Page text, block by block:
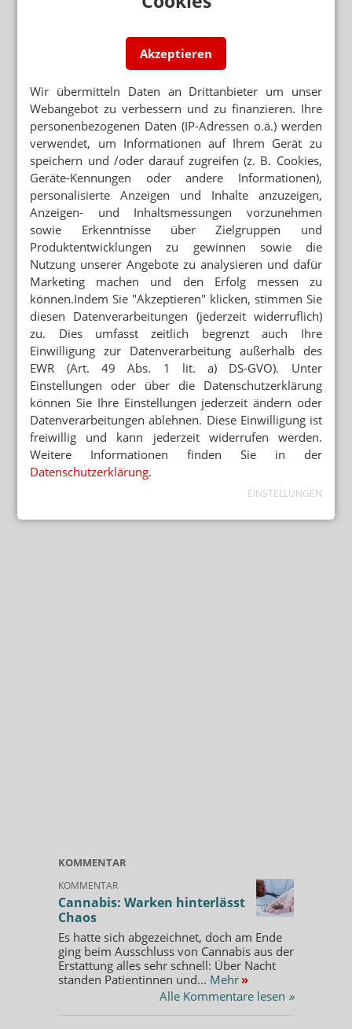
Akzeptieren
Wir übermitteln Daten an Drittanbieter um unser
Webangebot zu verbessern und zu finanzieren. Ihre
personenbezogenen Daten (IP-Adressen o.ä.) werden
verwendet, um Informationen auf Ihrem Gerät zu
speichern und /oder darauf zugreifen (z. B. Cookies,
Geräte-Kennungen oder andere Informationen),
personalisierte Anzeigen und Inhalte anzuzeigen,
Anzeigen- und Inhaltsmessungen vorzunehmen
sowie Erkenntnisse über Zielgruppen und
Produktentwicklungen zu gewinnen sowie die
Nutzung unserer Angebote zu analysieren und dafür
Marketing machen und den Erfolg messen zu
können.Indem Sie "Akzeptieren" klicken, stimmen Sie
diesen Datenverarbeitungen (jederzeit widerruflich)
zu. Dies umfasst zeitlich begrenzt auch Ihre
Einwilligung zur Datenverarbeitung außerhalb des
EWR (Art. 49 Abs. 1 lit. a) DS-GVO). Unter
Einstellungen oder über die Datenschutzerklärung
können Sie Ihre Einstellungen jederzeit ändern oder
Datenverarbeitungen ablehnen. Diese Einwilligung ist
freiwillig und kann jederzeit widerrufen werden.
Weitere Informationen finden Sie in der
Datenschutzerklärung.
EINSTELLUNGEN
KOMMENTAR
KOMMENTAR
Cannabis: Warken hinterlässt
Chaos
Es hatte sich abgezeichnet, doch am Ende
ging beim Ausschluss von Cannabis aus der
Erstattung alles sehr schnell: Über Nacht
standen Patientinnen und... Mehr »
Alle Kommentare lesen »